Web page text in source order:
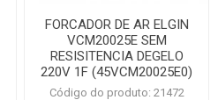
FORCADOR DE AR ELGIN
VCM20025E SEM
RESISITENCIA DEGELO
220V 1F (45VCM20025E0)
Código do produto: 21472